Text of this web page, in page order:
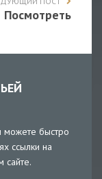
Посмотреть
можете быстро
ссылки на
сайте.